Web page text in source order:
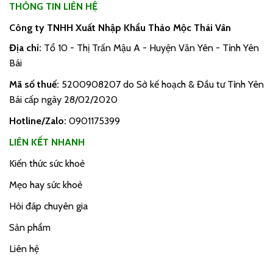
THÔNG TIN LIÊN HỆ
Công ty TNHH Xuất Nhập Khẩu Thảo Mộc Thái Vân
Địa chỉ: Tổ 10 - Thị Trấn Mậu A - Huyện Văn Yên - Tỉnh Yên
Bái
Mã số thuế: 5200908207 do Sở kế hoạch & Đầu tư Tỉnh Yên
Bái cấp ngày 28/02/2020
Hotline/Zalo: 0901175399
LIÊN KẾT NHANH
Kiến thức sức khoẻ
Mẹo hay sức khoẻ
Hỏi đáp chuyên gia
Sản phẩm
Liên hệ